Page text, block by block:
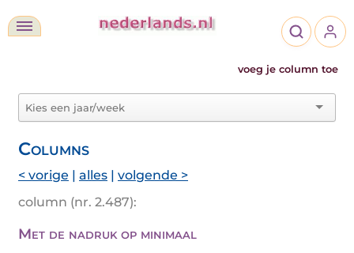
voeg je column toe
Columns
< vorige | alles | volgende >
column (nr. 2.487):
Met de nadruk op minimaal